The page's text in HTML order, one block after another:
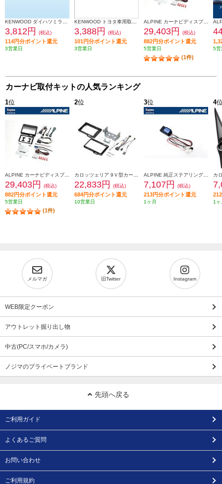
3,812円 (税込)
114円分ポイント還元
3営業日
3,388円 (税込)
101円分ポイント還元
3営業日
ALPINE カーナビディスプレイオーディオ取付けキット N-BOX(JF5/6系)専用 KTX-XF11-NB-56-NR
29,403円 (税込)
882円分ポイント還元
5営業日
(1件)
5営
カーナビ取付キットの人気ランキング
1位
ALPINE カーナビディスプレイオーディオ取付けキット N-BOX(JF5/6系)専用 KTX-XF11-NB-56-NR
29,403円 (税込)
882円分ポイント還元
5営業日
(1件)
2位
22,833円 (税込)
684円分ポイント還元
10営業日
3位
7,107円 (税込)
213円分ポイント還元
1ヶ月
4
1ヶ
メルマガ 旧Twitter Instagram
WEB限定クーポン
アウトレット掘り出し物
中古(PC/スマホ/カメラ)
ノジマのプライベートブランド
先頭へ戻る
ご利用ガイド
よくあるご質問
お問い合わせ
ご利用規約